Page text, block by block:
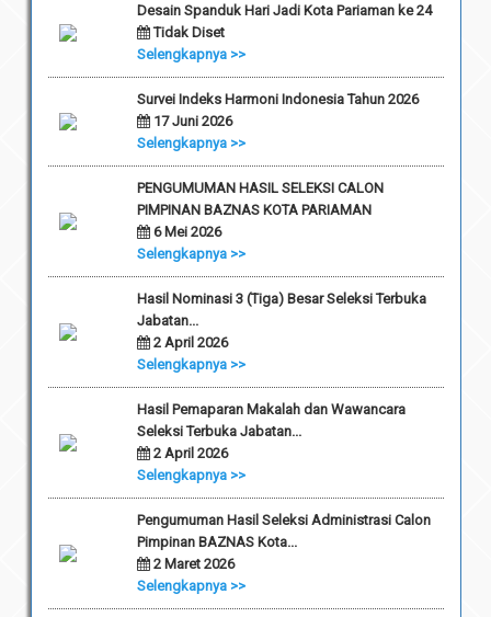
Desain Spanduk Hari Jadi Kota Pariaman ke 24
Tidak Diset
Selengkapnya >>
Survei Indeks Harmoni Indonesia Tahun 2026
17 Juni 2026
Selengkapnya >>
PENGUMUMAN HASIL SELEKSI CALON
PIMPINAN BAZNAS KOTA PARIAMAN
6 Mei 2026
Selengkapnya >>
Hasil Nominasi 3 (Tiga) Besar Seleksi Terbuka
Jabatan...
2 April 2026
Selengkapnya >>
Hasil Pemaparan Makalah dan Wawancara
Seleksi Terbuka Jabatan...
2 April 2026
Selengkapnya >>
Pengumuman Hasil Seleksi Administrasi Calon
Pimpinan BAZNAS Kota...
2 Maret 2026
Selengkapnya >>